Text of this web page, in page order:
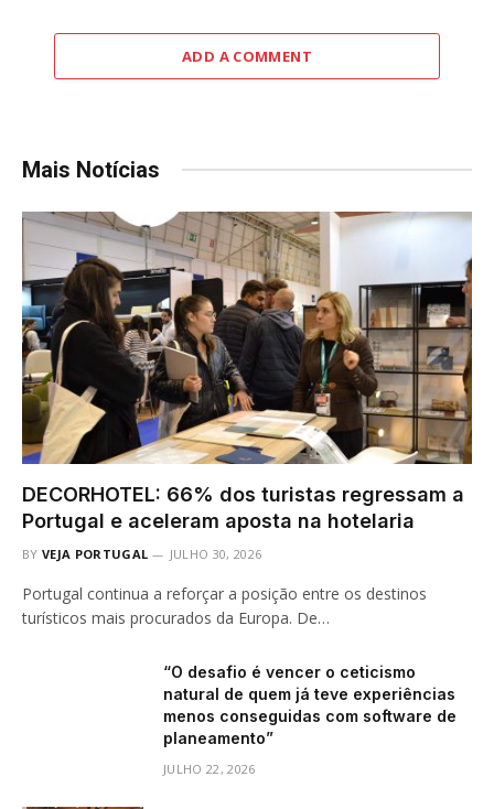
ADD A COMMENT
Mais Notícias
DECORHOTEL: 66% dos turistas regressam a
Portugal e aceleram aposta na hotelaria
BY VEJA PORTUGAL JULHO 30, 2026
Portugal continua a reforçar a posição entre os destinos
turísticos mais procurados da Europa. De…
“O desafio é vencer o ceticismo
natural de quem já teve experiências
menos conseguidas com software de
planeamento”
JULHO 22, 2026